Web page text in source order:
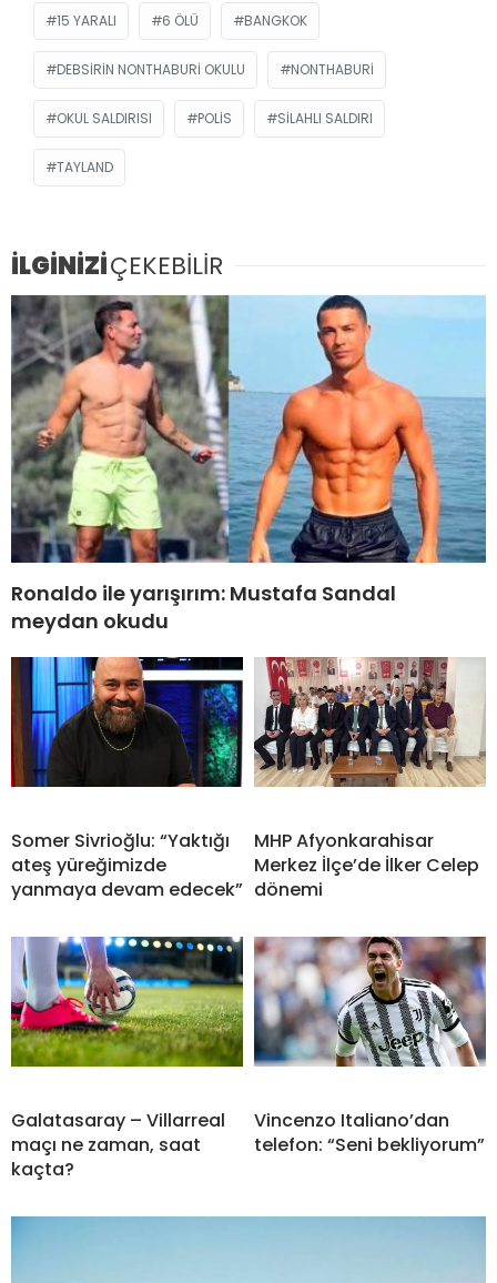
15 YARALI 6 ÖLÜ BANGKOK
DEBSIRIN NONTHABURI OKULU NONTHABURI
OKUL SALDIRISI POLIS SILAHLI SALDIRI
TAYLAND
İLGİNİZİÇEKEBİLİR
Ronaldo ile yarışırım: Mustafa Sandal
meydan okudu
Somer Sivrioğlu: “Yaktığı
ateş yüreğimizde
yanmaya devam edecek”
MHP Afyonkarahisar
Merkez İlçe’de İlker Celep
dönemi
Galatasaray – Villarreal
maçı ne zaman, saat
kaçta?
Vincenzo Italiano’dan
telefon: “Seni bekliyorum”